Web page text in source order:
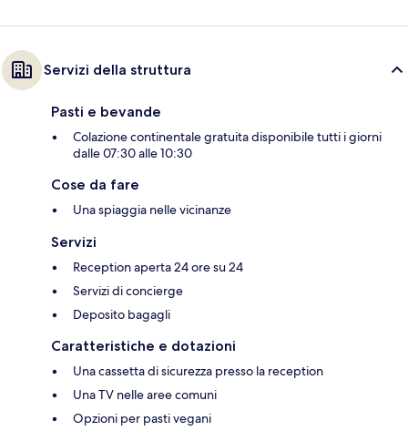
Servizi della struttura
Pasti e bevande
Colazione continentale gratuita disponibile tutti i giorni
dalle 07:30 alle 10:30
Cose da fare
Una spiaggia nelle vicinanze
Servizi
Reception aperta 24 ore su 24
Servizi di concierge
Deposito bagagli
Caratteristiche e dotazioni
Una cassetta di sicurezza presso la reception
Una TV nelle aree comuni
Opzioni per pasti vegani